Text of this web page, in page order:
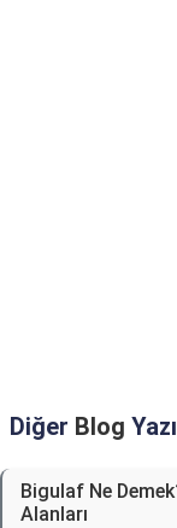
Diğer Blog
Bigulaf Ne
Alanları